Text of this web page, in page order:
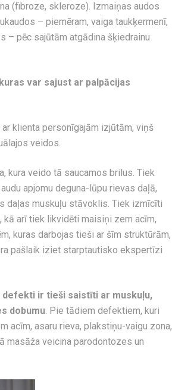
(fibroze, skleroze). Izmaiņas audos
– piemēram, vaiga taukķermenī,
– pēc sajūtām atgādina šķiedrainu
var sajust ar palpācijas
klienta personīgajām izjūtām, viņš
veidos.
kura veido tā saucamos brilus. Tiek
apjomu deguna-lūpu rievas daļā,
daļas muskuļu stāvoklis. Tiek izmīcīti
kā arī tiek likvidēti maisiņi zem acīm,
kuras darbojas tieši ar šīm struktūrām,
pašlaik iziet starptautisko ekspertīzi
defekti ir tieši saistīti ar muskuļu,
dobumu. Pie tādiem defektiem, kuri
acīm, asaru rieva, plakstiņu-vaigu zona,
masāža veicina parodontozes un